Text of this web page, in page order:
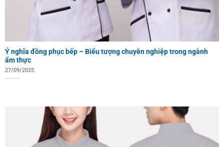
Ý nghĩa đồng phục bếp – Biểu tượng chuyên nghiệp trong ngành
ẩm thực
27/09/2025